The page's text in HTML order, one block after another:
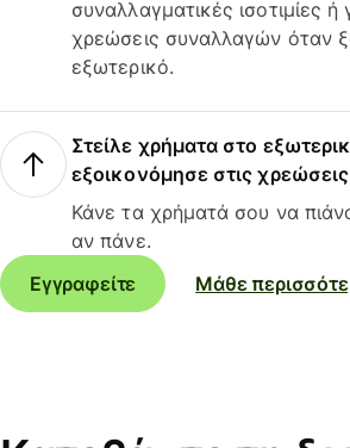
συναλλαγματικές ισοτιμίες ή
χρεώσεις συναλλαγών όταν
εξωτερικό.
Στείλε χρήματα στο
εξοικονόμησε στις χρεώσεις
Κάνε τα χρήματά σου να
αν πάνε.
Εγγραφείτε
Μάθε